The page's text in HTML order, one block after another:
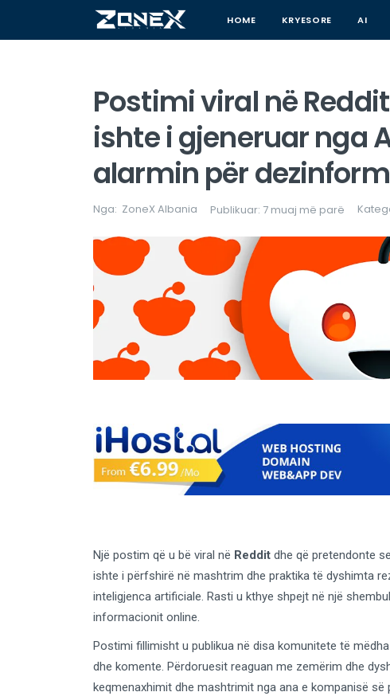
HOME KRYESORE AI
Postimi viral në
ishte i gjeneruar nga
alarmin për
Nga: ZoneX Albania Publikuar: 7 muaj më parë
Një postim që u bë viral në Reddit dhe që pretendonte
ishte i përfshirë në mashtrim dhe praktika të dyshimta
inteligjenca artificiale. Rasti u kthye shpejt në një
informacionit online.
Postimi fillimisht u publikua në disa komunitete të
dhe komente. Përdoruesit reaguan me zemërim dhe
keqmenaxhimit dhe mashtrimit nga ana e kompanisë